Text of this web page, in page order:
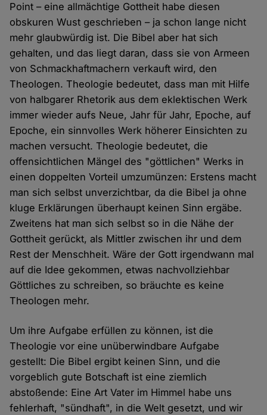
Point – eine allmächtige Gottheit habe diesen
obskuren Wust geschrieben – ja schon lange nicht
mehr glaubwürdig ist. Die Bibel aber hat sich
gehalten, und das liegt daran, dass sie von Armeen
von Schmackhaftmachern verkauft wird, den
Theologen. Theologie bedeutet, dass man mit Hilfe
von halbgarer Rhetorik aus dem eklektischen Werk
immer wieder aufs Neue, Jahr für Jahr, Epoche, auf
Epoche, ein sinnvolles Werk höherer Einsichten zu
machen versucht. Theologie bedeutet, die
offensichtlichen Mängel des "göttlichen" Werks in
einen doppelten Vorteil umzumünzen: Erstens macht
man sich selbst unverzichtbar, da die Bibel ja ohne
kluge Erklärungen überhaupt keinen Sinn ergäbe.
Zweitens hat man sich selbst so in die Nähe der
Gottheit gerückt, als Mittler zwischen ihr und dem
Rest der Menschheit. Wäre der Gott irgendwann mal
auf die Idee gekommen, etwas nachvollziehbar
Göttliches zu schreiben, so bräuchte es keine
Theologen mehr.
Um ihre Aufgabe erfüllen zu können, ist die
Theologie vor eine unüberwindbare Aufgabe
gestellt: Die Bibel ergibt keinen Sinn, und die
vorgeblich gute Botschaft ist eine ziemlich
abstoßende: Eine Art Vater im Himmel habe uns
fehlerhaft, "sündhaft", in die Welt gesetzt, und wir